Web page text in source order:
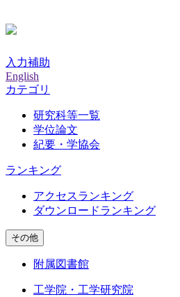
入力補助
English
カテゴリ
研究科等一覧
学位論文
紀要・学協会
ランキング
アクセスランキング
ダウンロードランキング
その他
附属図書館
工学院・工学研究院